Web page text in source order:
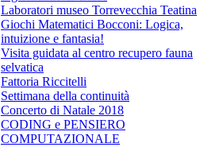
Laboratori museo Torrevecchia Teatina
Giochi Matematici Bocconi: Logica,
intuizione e fantasia!
Visita guidata al centro recupero fauna
selvatica
Fattoria Riccitelli
Settimana della continuità
Concerto di Natale 2018
CODING e PENSIERO
COMPUTAZIONALE